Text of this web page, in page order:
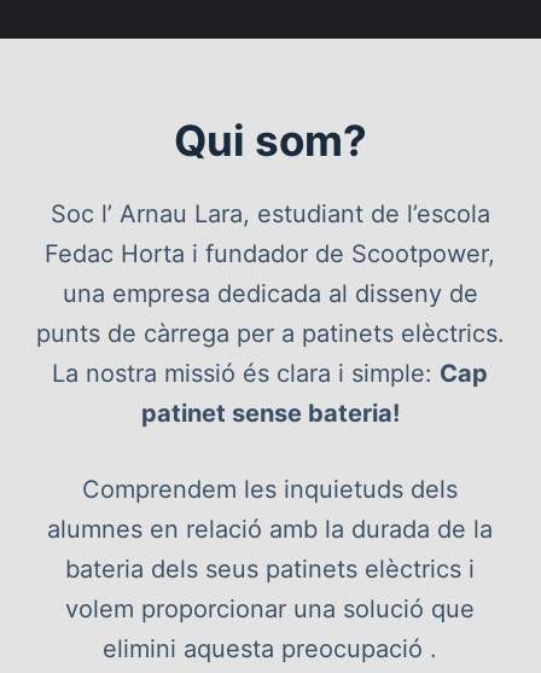
Qui som?
Soc l’ Arnau Lara, estudiant de l’escola
Fedac Horta i fundador de Scootpower,
una empresa dedicada al disseny de
punts de càrrega per a patinets elèctrics.
La nostra missió és clara i simple: Cap
patinet sense bateria!
Comprendem les inquietuds dels
alumnes en relació amb la durada de la
bateria dels seus patinets elèctrics i
volem proporcionar una solució que
elimini aquesta preocupació .